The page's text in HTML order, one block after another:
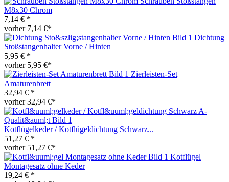
M8x30 Chrom
7,14 € *
vorher 7,14 €*
Dichtung
Stoßstangenhalter Vorne / Hinten
5,95 € *
vorher 5,95 €*
Zierleisten-Set
Amaturenbrett
32,94 € *
vorher 32,94 €*
Kotflügelkeder / Kotflügeldichtung Schwarz...
51,27 € *
vorher 51,27 €*
Kotflügel
Montagesatz ohne Keder
19,24 € *